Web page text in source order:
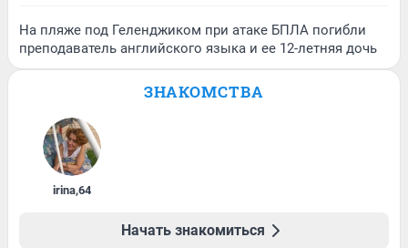
На пляже под Геленджиком при атаке БПЛА погибли
преподаватель английского языка и ее 12-летняя дочь
ЗНАКОМСТВА
irina,64
Начать знакомиться